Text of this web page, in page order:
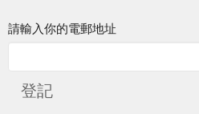
請輸入你的電郵地址
登記